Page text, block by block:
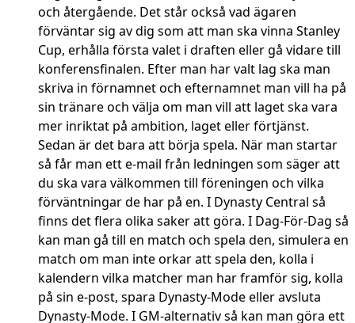
och återgående. Det står också vad ägaren
förväntar sig av dig som att man ska vinna Stanley
Cup, erhålla första valet i draften eller gå vidare till
konferensfinalen. Efter man har valt lag ska man
skriva in förnamnet och efternamnet man vill ha på
sin tränare och välja om man vill att laget ska vara
mer inriktat på ambition, laget eller förtjänst.
Sedan är det bara att börja spela. När man startar
så får man ett e-mail från ledningen som säger att
du ska vara välkommen till föreningen och vilka
förväntningar de har på en. I Dynasty Central så
finns det flera olika saker att göra. I Dag-För-Dag så
kan man gå till en match och spela den, simulera en
match om man inte orkar att spela den, kolla i
kalendern vilka matcher man har framför sig, kolla
på sin e-post, spara Dynasty-Mode eller avsluta
Dynasty-Mode. I GM-alternativ så kan man göra ett